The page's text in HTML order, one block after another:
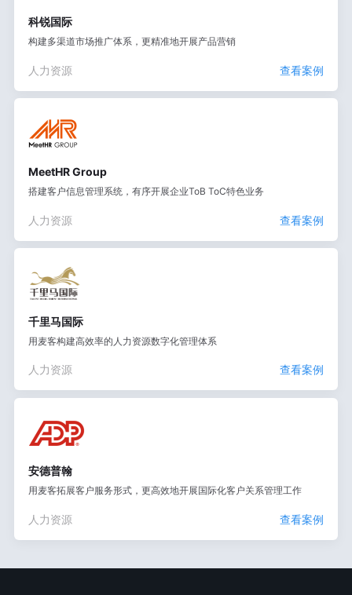
科锐国际
构建多渠道市场推广体系，更精准地开展产品营销
人力资源 查看案例
MeetHR Group
搭建客户信息管理系统，有序开展企业ToB ToC特色业务
人力资源 查看案例
千里马国际
用麦客构建高效率的人力资源数字化管理体系
人力资源 查看案例
安德普翰
用麦客拓展客户服务形式，更高效地开展国际化客户关系管理工作
人力资源 查看案例